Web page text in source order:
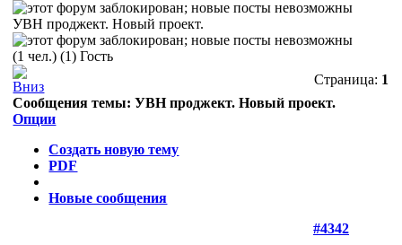
УВН проджект. Новый проект.
(1 чел.) (1) Гость
Страница: 1
Сообщения темы: УВН проджект. Новый проект.
Опции
Создать новую тему
PDF
Новые сообщения
#4342